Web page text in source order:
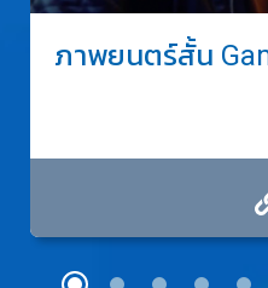
ภาพยนตร์สั้น